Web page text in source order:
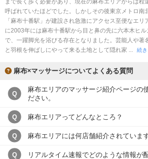
まで長く歩く必要があり、現在の麻布エリアからは程
呼ばれていたほどでした。しかしその後東京メトロ南
「麻布十番駅」が建設され急激にアクセス至便なエリ
に2003年には麻布十番駅から目と鼻の先に六本木ヒル
で、一躍脚光を浴びる存在となりました。芸能人や著
と羽根を伸ばしにやって来る土地として隠れ家 ...
続
麻布×マッサージについてよくある質問
Q
麻布エリアのマッサージ紹介ページの
ださい。
Q 麻布エリアってどんなところ？
Q 麻布エリアには何店舗紹介されていま
Q リアルタイム速報でどのような情報が